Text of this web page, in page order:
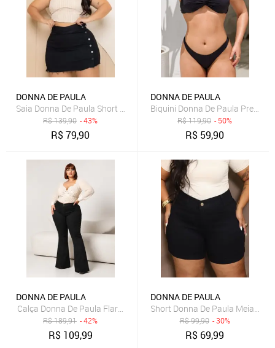
DONNA DE PAULA
Saia Donna De Paula Short Saia Preto Feminino Plus Size Cintura
R$139,90 - 43%
R$79,90
DONNA DE PAULA
Biquini Donna De Paula Preto
R$119,90 - 50%
R$ 59,90
DONNA DE PAULA
Calça Donna De Paula Flare Preta Boca De Sino Plus Size Cintura
R$189,91 - 42%
R$ 109,99
DONNA DE PAULA
Short Donna De Paula Meia
R$99,90 - 30%
R$ 69,99